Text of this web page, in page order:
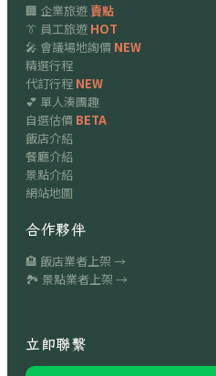
🏢 企業旅遊賣點
👔 員工旅遊 HOT
🎤 會議場地詢價 NEW
精選行程
代訂行程 NEW
💕 單人湊團趣
自選估價 BETA
飯店介紹
餐廳介紹
景點介紹
網站地圖
合作夥伴
🏨 飯店業者上架 →
🏞 景點業者上架 →
立即聯繫